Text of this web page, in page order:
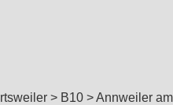
> B10 > Annweiler